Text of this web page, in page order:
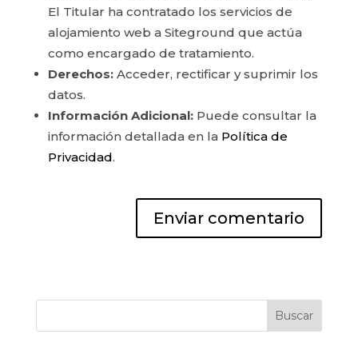
El Titular ha contratado los servicios de
alojamiento web a Siteground que actúa
como encargado de tratamiento.
Derechos:Acceder, rectificar y suprimir los
datos.
Información Adicional:Puede consultar la
información detallada en la Política de
Privacidad.